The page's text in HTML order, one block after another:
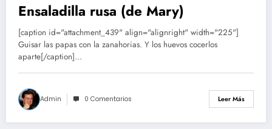
Ensaladilla rusa (de Mary)
[caption id="attachment_439" align="alignright" width="225"]
Guisar las papas con la zanahorias. Y los huevos cocerlos
aparte[/caption]…
Admin 0 Comentarios Leer Más